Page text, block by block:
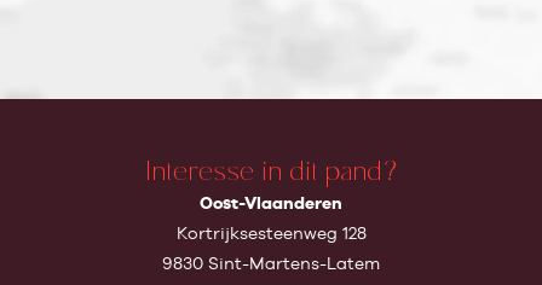
Interesse in dit pand?
Oost-Vlaanderen
Kortrijksesteenweg 128
9830 Sint-Martens-Latem